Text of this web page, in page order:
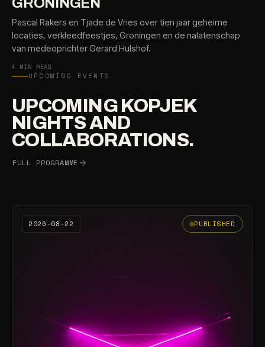
GRONINGEN
Pascal Rakers en Tjade de Vries over tien jaar geheime
locaties, verkleedfeestjes, Groningen en de nalatenschap
van medeoprichter Gerard Hulshof.
4 MIN READ
UPCOMING EVENTS
UPCOMING KOPJEK
NIGHTS AND
COLLABORATIONS.
FULL PROGRAMME
2026-08-22 PUBLISHED